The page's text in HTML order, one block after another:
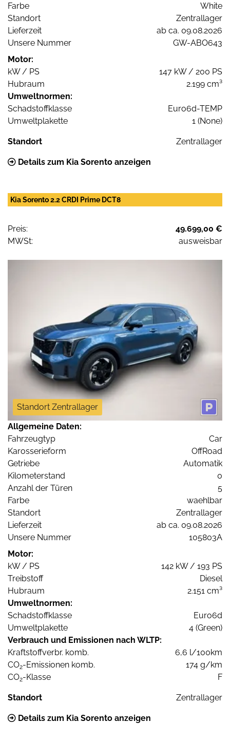
Farbe
White
Standort
Zentrallager
Lieferzeit
ab ca. 09.08.2026
Unsere Nummer
GW-ABO643
Motor:
kW / PS
147 kW / 200 PS
Hubraum
2.199 cm³
Umweltnormen:
Schadstoffklasse
Euro6d-TEMP
Umweltplakette
1 (None)
Standort Zentrallager
Details zum Kia Sorento anzeigen
Kia Sorento 2.2 CRDI Prime DCT8
Preis:
49.699,00 €
MWSt:
ausweisbar
Standort Zentrallager
Allgemeine Daten:
Fahrzeugtyp
Car
Karosserieform
OffRoad
Getriebe
Automatik
Kilometerstand
0
Anzahl der Türen
5
Farbe
waehlbar
Standort
Zentrallager
Lieferzeit
ab ca. 09.08.2026
Unsere Nummer
105803A
Motor:
kW / PS
142 kW / 193 PS
Treibstoff
Diesel
Hubraum
2.151 cm³
Umweltnormen:
Schadstoffklasse
Euro6d
Umweltplakette
4 (Green)
Verbrauch und Emissionen nach WLTP:
Kraftstoffverbr. komb.
6,6 l/100km
CO2-Emissionen komb.
174 g/km
CO2-Klasse F
Standort Zentrallager
Details zum Kia Sorento anzeigen